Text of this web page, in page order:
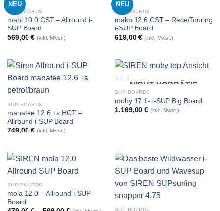
NEU
SUP BOARDS
mahi 10.0 CST – Allround i-
SUP Board
569,00 € (inkl. Mwst.)
NEU
SUP BOARDS
mako 12.6 CST – Race/Touring
i-SUP Board
619,00 € (inkl. Mwst.)
SUP BOARDS
manatee 12.6 +s HCT –
Allround i-SUP Board
749,00 € (inkl. Mwst.)
NICHT VORRÄTIG
SUP BOARDS
moby 17.1- i-SUP Big Board
1.169,00 € (inkl. Mwst.)
SUP BOARDS
mola 12.0 – Allround i-SUP
Board
SUP BOARDS